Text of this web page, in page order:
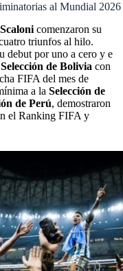
al Mundial 2026
comenzaron su
triunfos al hilo.
debut por uno a cero y e
Selección de Bolivia con
FIFA del mes de
a la Selección de
de Perú, demostraron
el Ranking FIFA y